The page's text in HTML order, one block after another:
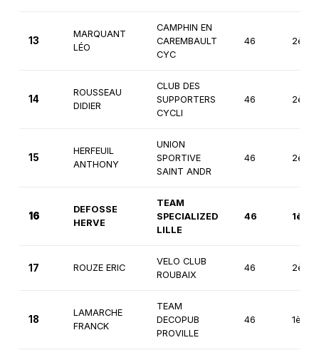
13
MARQUANT
LÉO
CAMPHIN EN
CAREMBAULT
CYC
46 2ème
14
ROUSSEAU
DIDIER
CLUB DES
SUPPORTERS
CYCLI
46 2ème
15
HERFEUIL
ANTHONY
UNION
SPORTIVE
SAINT ANDR
46 2ème
16
DEFOSSE
HERVE
TEAM
SPECIALIZED
LILLE
46 1ère
17 ROUZE ERIC
VELO CLUB
ROUBAIX
46 2ème
18
LAMARCHE
FRANCK
TEAM
DECOPUB
PROVILLE
46 1ère